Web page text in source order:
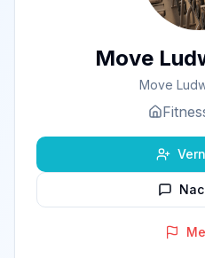
Move
Move